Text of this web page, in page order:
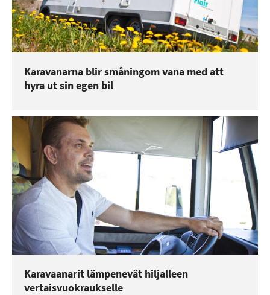
Karavanarna blir småningom vana med att
hyra ut sin egen bil
Karavaanarit lämpenevät hiljalleen
vertaisvuokraukselle